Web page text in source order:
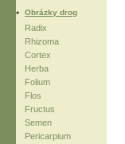
Obrázky drog
Radix
Rhizoma
Cortex
Herba
Folium
Flos
Fructus
Semen
Pericarpium